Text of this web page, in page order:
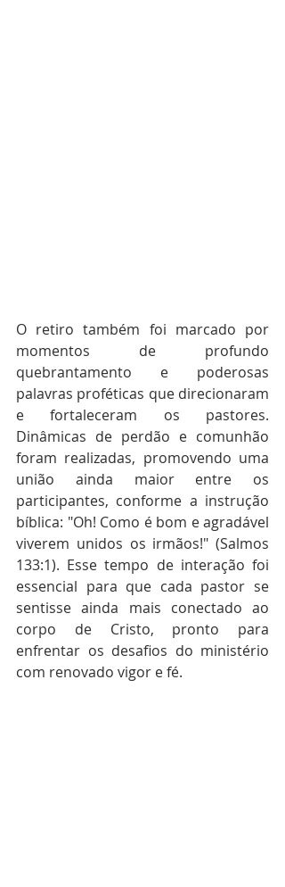
O retiro também foi marcado por
momentos de profundo
quebrantamento e poderosas
palavras proféticas que direcionaram
e fortaleceram os pastores.
Dinâmicas de perdão e comunhão
foram realizadas, promovendo uma
união ainda maior entre os
participantes, conforme a instrução
bíblica: "Oh! Como é bom e agradável
viverem unidos os irmãos!" (Salmos
133:1). Esse tempo de interação foi
essencial para que cada pastor se
sentisse ainda mais conectado ao
corpo de Cristo, pronto para
enfrentar os desafios do ministério
com renovado vigor e fé.